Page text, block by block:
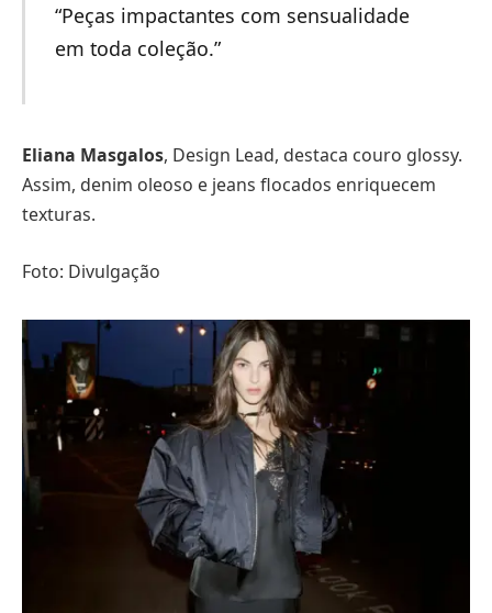
“Peças impactantes com sensualidade
em toda coleção.”
Eliana Masgalos, Design Lead, destaca couro glossy.
Assim, denim oleoso e jeans flocados enriquecem
texturas.
Foto: Divulgação